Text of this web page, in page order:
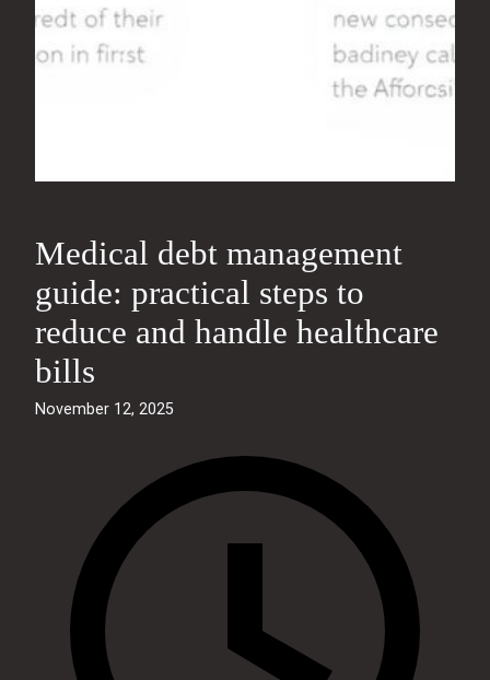
Medical debt management
guide: practical steps to
reduce and handle healthcare
bills
November 12, 2025